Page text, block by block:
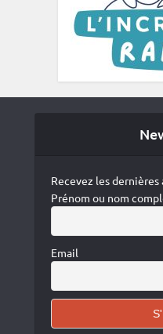
Recevez les
Prénom ou nom
Email